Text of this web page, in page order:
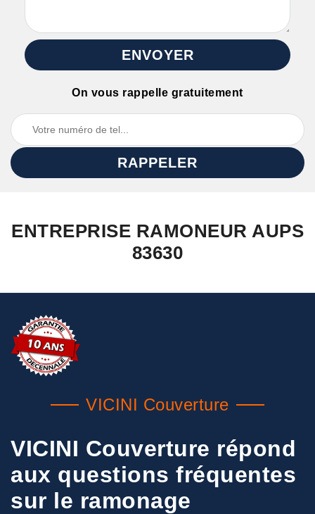
On vous rappelle gratuitement
ENTREPRISE RAMONEUR AUPS
83630
VICINI Couverture
VICINI Couverture répond
aux questions fréquentes
sur le ramonage